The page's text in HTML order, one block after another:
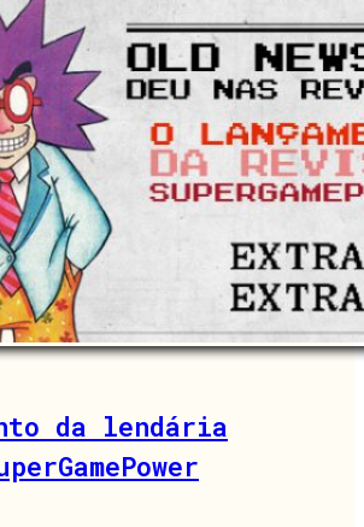
da lendária